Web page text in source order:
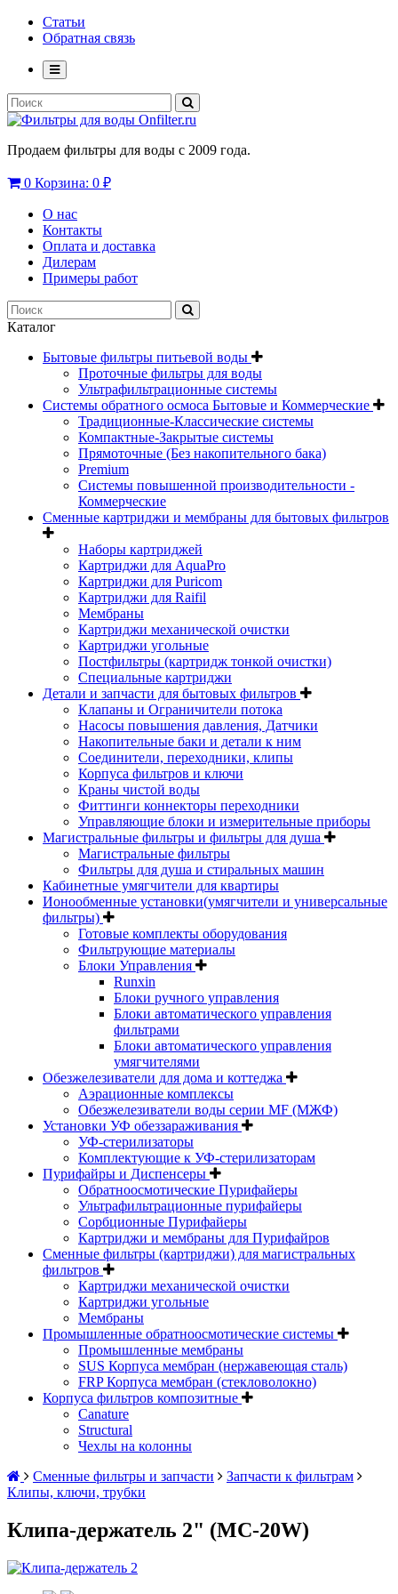
Статьи
Обратная связь
Продаем фильтры для воды с 2009 года.
0 Корзина: 0 ₽
О нас
Контакты
Оплата и доставка
Дилерам
Примеры работ
Каталог
Бытовые фильтры питьевой воды
Проточные фильтры для воды
Ультрафильтрационные системы
Системы обратного осмоса Бытовые и Коммерческие
Традиционные-Классические системы
Компактные-Закрытые системы
Прямоточные (Без накопительного бака)
Premium
Системы повышенной производительности -
Коммерческие
Сменные картриджи и мембраны для бытовых фильтров
Наборы картриджей
Картриджи для AquaPro
Картриджи для Puricom
Картриджи для Raifil
Мембраны
Картриджи механической очистки
Картриджи угольные
Постфильтры (картридж тонкой очистки)
Специальные картриджи
Детали и запчасти для бытовых фильтров
Клапаны и Ограничители потока
Насосы повышения давления, Датчики
Накопительные баки и детали к ним
Соединители, переходники, клипы
Корпуса фильтров и ключи
Краны чистой воды
Фиттинги коннекторы переходники
Управляющие блоки и измерительные приборы
Магистральные фильтры и фильтры для душа
Магистральные фильтры
Фильтры для душа и стиральных машин
Кабинетные умягчители для квартиры
Ионообменные установки(умягчители и универсальные
фильтры)
Готовые комплекты оборудования
Фильтрующие материалы
Блоки Управления
Runxin
Блоки ручного управления
Блоки автоматического управления
фильтрами
Блоки автоматического управления
умягчителями
Обезжелезиватели для дома и коттеджа
Аэрационные комплексы
Обезжелезиватели воды серии MF (МЖФ)
Установки УФ обеззараживания
УФ-стерилизаторы
Комплектующие к УФ-стерилизаторам
Пурифайры и Диспенсеры
Обратноосмотические Пурифайеры
Ультрафильтрационные пурифайеры
Сорбционные Пурифайеры
Картриджи и мембраны для Пурифайров
Сменные фильтры (картриджи) для магистральных
фильтров
Картриджи механической очистки
Картриджи угольные
Мембраны
Промышленные обратноосмотические системы
Промышленные мембраны
SUS Корпуса мембран (нержавеющая сталь)
FRP Корпуса мембран (стекловолокно)
Корпуса фильтров композитные
Canature
Structural
Чехлы на колонны
Сменные фильтры и запчасти
Запчасти к фильтрам
Клипы, ключи, трубки
Клипа-держатель 2" (MC-20W)